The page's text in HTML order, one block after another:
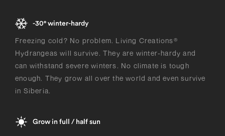
-30° winter-hardy
Freezing cold? No problem. Living Creations®
Hydrangeas will survive. They are winter-hardy and
can withstand severe winters. No climate is tough
enough. They grow all over the world and even survive
in Siberia.
Grow in full / half sun